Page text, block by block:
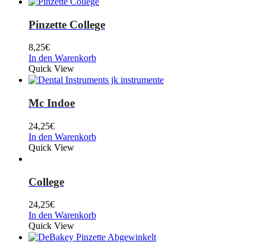
Pinzette College
8,25€
In den Warenkorb
Quick View
Mc Indoe
24,25€
In den Warenkorb
Quick View
College
24,25€
In den Warenkorb
Quick View